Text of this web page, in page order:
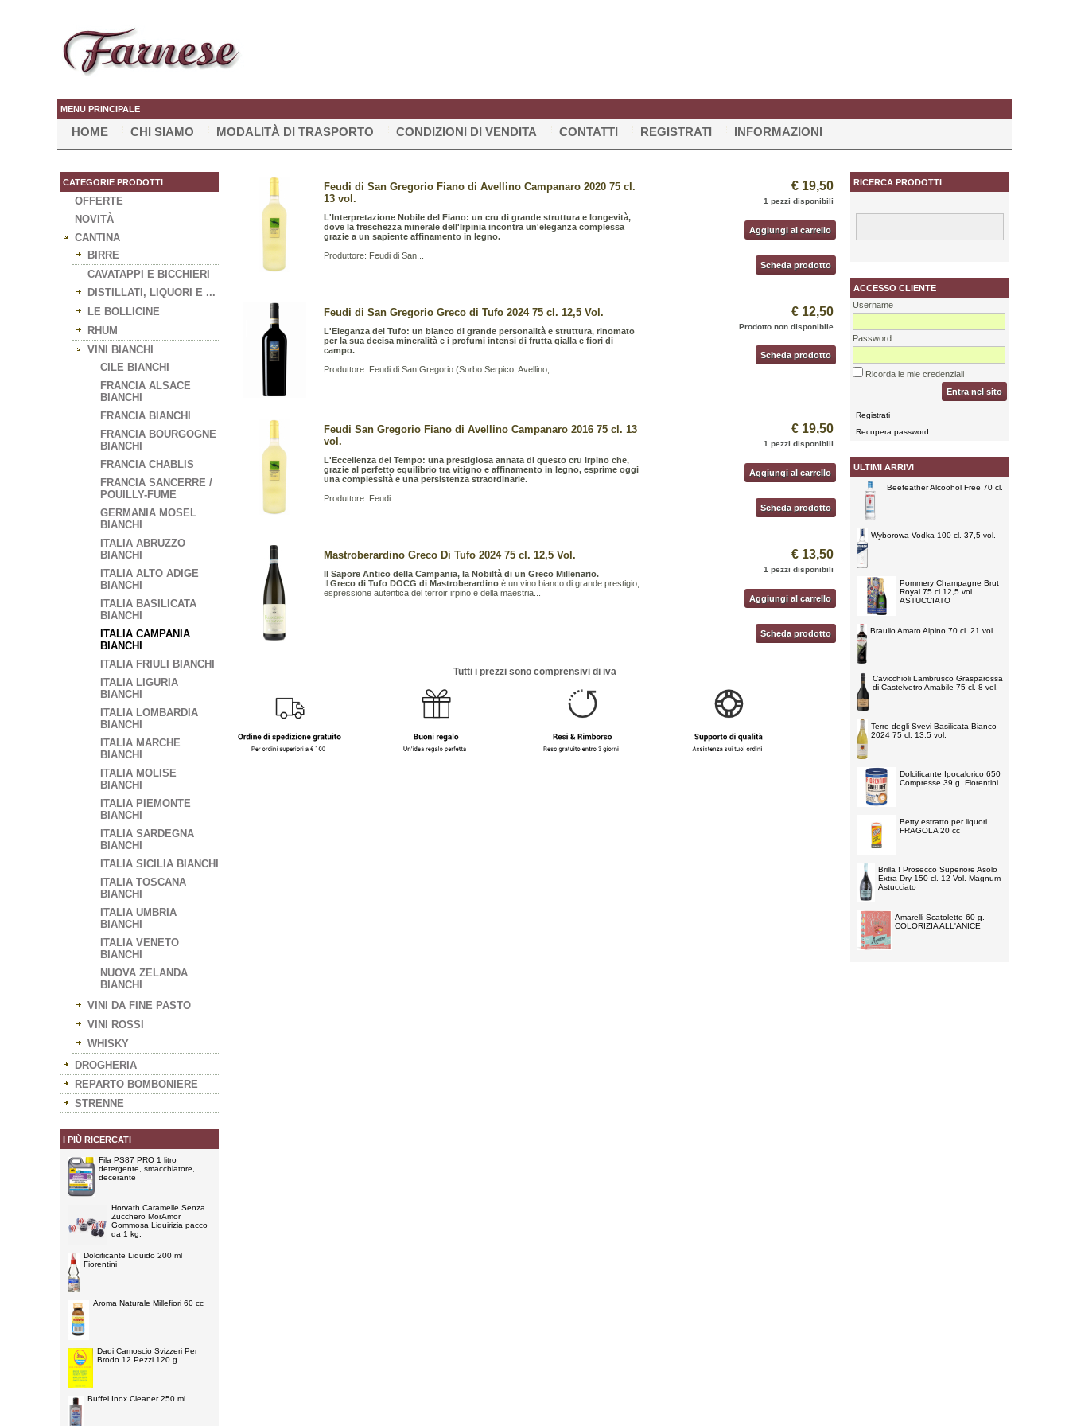
MENU PRINCIPALE
HOME CHI SIAMO MODALITÀ DI TRASPORTO CONDIZIONI DI VENDITA CONTATTI REGISTRATI INFORMAZIONI
CATEGORIE PRODOTTI
OFFERTE
NOVITÀ
CANTINA
BIRRE
CAVATAPPI E BICCHIERI
DISTILLATI, LIQUORI E ...
LE BOLLICINE
RHUM
VINI BIANCHI
CILE BIANCHI
FRANCIA ALSACE
BIANCHI
FRANCIA BIANCHI
FRANCIA BOURGOGNE
BIANCHI
FRANCIA CHABLIS
FRANCIA SANCERRE /
POUILLY-FUME
GERMANIA MOSEL
BIANCHI
ITALIA ABRUZZO
BIANCHI
ITALIA ALTO ADIGE
BIANCHI
ITALIA BASILICATA
BIANCHI
ITALIA CAMPANIA
BIANCHI
ITALIA FRIULI BIANCHI
ITALIA LIGURIA
BIANCHI
ITALIA LOMBARDIA
BIANCHI
ITALIA MARCHE
BIANCHI
ITALIA MOLISE
BIANCHI
ITALIA PIEMONTE
BIANCHI
ITALIA SARDEGNA
BIANCHI
ITALIA SICILIA BIANCHI
ITALIA TOSCANA
BIANCHI
ITALIA UMBRIA
BIANCHI
ITALIA VENETO
BIANCHI
NUOVA ZELANDA
BIANCHI
VINI DA FINE PASTO
VINI ROSSI
WHISKY
DROGHERIA
REPARTO BOMBONIERE
STRENNE
I PIÙ RICERCATI
Fila PS87 PRO 1 litro
detergente, smacchiatore,
decerante
Horvath Caramelle Senza
Zucchero MorAmor
Gommosa Liquirizia pacco
da 1 kg.
Dolcificante Liquido 200 ml
Fiorentini
Aroma Naturale Millefiori 60 cc
Dadi Camoscio Svizzeri Per
Brodo 12 Pezzi 120 g.
Buffel Inox Cleaner 250 ml
Feudi di San Gregorio Fiano di Avellino Campanaro 2020 75 cl.
13 vol.
L'Interpretazione Nobile del Fiano: un cru di grande struttura e longevità,
dove la freschezza minerale dell'Irpinia incontra un'eleganza complessa
grazie a un sapiente affinamento in legno.
Produttore: Feudi di San...
€ 19,50
1 pezzi disponibili
Aggiungi al carrello
Scheda prodotto
Feudi di San Gregorio Greco di Tufo 2024 75 cl. 12,5 Vol.
L'Eleganza del Tufo: un bianco di grande personalità e struttura, rinomato
per la sua decisa mineralità e i profumi intensi di frutta gialla e fiori di
campo.
Produttore: Feudi di San Gregorio (Sorbo Serpico, Avellino,...
€ 12,50
Prodotto non disponibile
Scheda prodotto
Feudi San Gregorio Fiano di Avellino Campanaro 2016 75 cl. 13
vol.
L'Eccellenza del Tempo: una prestigiosa annata di questo cru irpino che,
grazie al perfetto equilibrio tra vitigno e affinamento in legno, esprime oggi
una complessità e una persistenza straordinarie.
Produttore: Feudi...
€ 19,50
1 pezzi disponibili
Aggiungi al carrello
Scheda prodotto
Mastroberardino Greco Di Tufo 2024 75 cl. 12,5 Vol.
Il Sapore Antico della Campania, la Nobiltà di un Greco Millenario.
Il Greco di Tufo DOCG di Mastroberardino è un vino bianco di grande prestigio,
espressione autentica del terroir irpino e della maestria...
€ 13,50
1 pezzi disponibili
Aggiungi al carrello
Scheda prodotto
Tutti i prezzi sono comprensivi di iva
RICERCA PRODOTTI
ACCESSO CLIENTE
Username
Password
Ricorda le mie credenziali
Entra nel sito
Registrati
Recupera password
ULTIMI ARRIVI
Beefeather Alcoohol Free 70 cl.
Wyborowa Vodka 100 cl. 37,5 vol.
Pommery Champagne Brut
Royal 75 cl 12,5 vol.
ASTUCCIATO
Braulio Amaro Alpino 70 cl. 21 vol.
Cavicchioli Lambrusco Grasparossa
di Castelvetro Amabile 75 cl. 8 vol.
Terre degli Svevi Basilicata Bianco
2024 75 cl. 13,5 vol.
Dolcificante Ipocalorico 650
Compresse 39 g. Fiorentini
Betty estratto per liquori
FRAGOLA 20 cc
Brilla ! Prosecco Superiore Asolo
Extra Dry 150 cl. 12 Vol. Magnum
Astucciato
Amarelli Scatolette 60 g.
COLORIZIA ALL'ANICE